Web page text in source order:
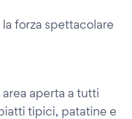
forza spettacolare
aperta a tutti
tipici, patatine e